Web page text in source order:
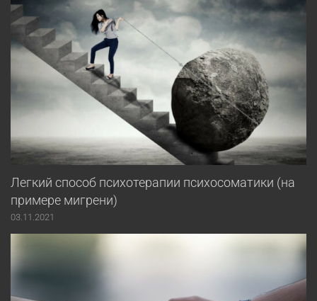
Легкий способ психотерапии психосоматики (на
примере мигрени)
03.11.2021